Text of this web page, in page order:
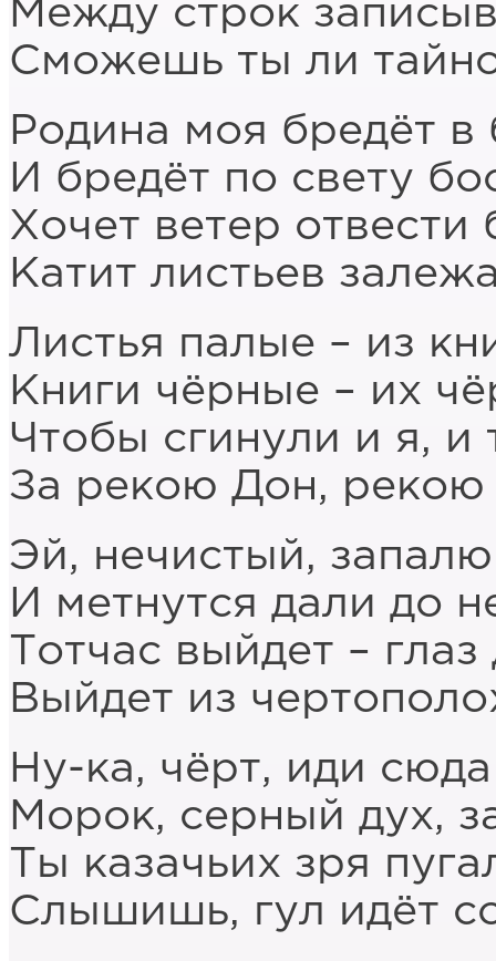
Между строк
Сможешь ты ли
Родина моя бредёт в
И бредёт по свету
Хочет ветер отвести
Катит листьев
Листья палые – из
Книги чёрные – их
Чтобы сгинули и я, и
За рекою Дон, рекою
Эй, нечистый,
И метнутся дали до
Тотчас выйдет –
Выйдет из
Ну-ка, чёрт, иди
Морок, серный дух,
Ты казачьих зря
Слышишь, гул идёт